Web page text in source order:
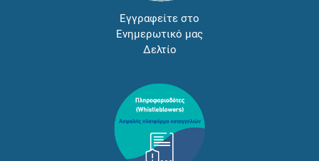
Εγγραφείτε στο
Ενημερωτικό μας
Δελτίο